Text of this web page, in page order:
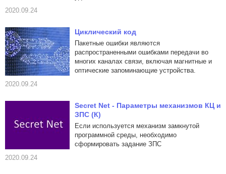
2020.09.24
Циклический код
Пакетные ошибки являются
распространенными ошибками передачи во
многих каналах связи, включая магнитные и
оптические запоминающие устройства.
2020.09.24
Secret Net - Параметры механизмов КЦ и
ЗПС (К)
Если используется механизм замкнутой
программной среды, необходимо
сформировать задание ЗПС
2020.09.24